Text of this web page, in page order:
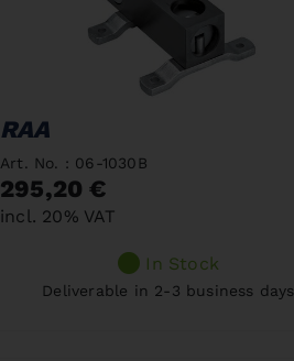
RAA
Art. No. : 06-1030B
295,20 €
incl. 20% VAT
In Stock
Deliverable in 2-3 business days